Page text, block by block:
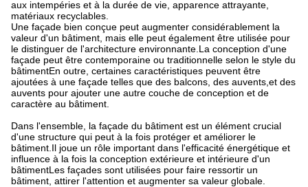
aux intempéries et à la durée de vie, apparence attrayante,
matériaux recyclables.
Une façade bien conçue peut augmenter considérablement la
valeur d'un bâtiment, mais elle peut également être utilisée pour
le distinguer de l'architecture environnante.La conception d'une
façade peut être contemporaine ou traditionnelle selon le style du
bâtimentEn outre, certaines caractéristiques peuvent être
ajoutées à une façade telles que des balcons, des auvents,et des
auvents pour ajouter une autre couche de conception et de
caractère au bâtiment.
Dans l'ensemble, la façade du bâtiment est un élément crucial
d'une structure qui peut à la fois protéger et améliorer le
bâtiment.Il joue un rôle important dans l'efficacité énergétique et
influence à la fois la conception extérieure et intérieure d'un
bâtimentLes façades sont utilisées pour faire ressortir un
bâtiment, attirer l'attention et augmenter sa valeur globale.